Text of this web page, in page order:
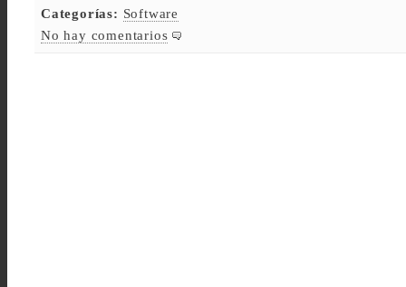
Categorías: Software
No hay comentarios